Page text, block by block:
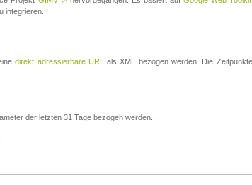
integrieren.
direkt adressierbare URL
als XML bezogen werden. Die
der letzten 31 Tage bezogen werden.